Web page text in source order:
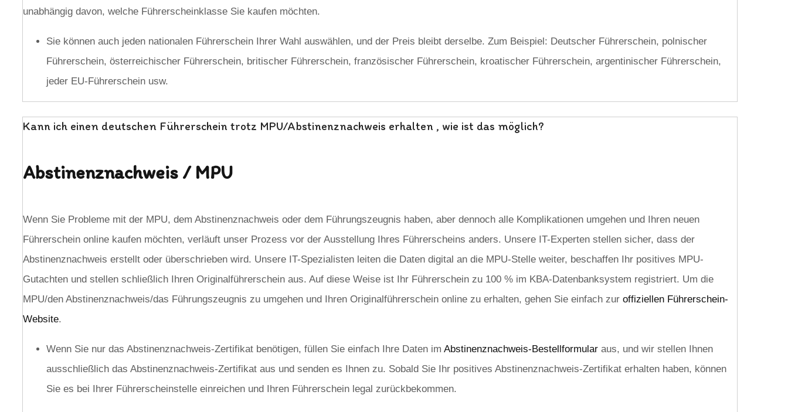
unabhängig davon, welche Führerscheinklasse Sie kaufen möchten.
Sie können auch jeden nationalen Führerschein Ihrer Wahl auswählen, und der Preis bleibt derselbe. Zum Beispiel: Deutscher Führerschein, polnischer
Führerschein, österreichischer Führerschein, britischer Führerschein, französischer Führerschein, kroatischer Führerschein, argentinischer Führerschein,
jeder EU-Führerschein usw.
Kann ich einen deutschen Führerschein trotz MPU/Abstinenznachweis erhalten , wie ist das möglich?
Abstinenznachweis / MPU
Wenn Sie Probleme mit der MPU, dem Abstinenznachweis oder dem Führungszeugnis haben, aber dennoch alle Komplikationen umgehen und Ihren neuen
Führerschein online kaufen möchten, verläuft unser Prozess vor der Ausstellung Ihres Führerscheins anders. Unsere IT-Experten stellen sicher, dass der
Abstinenznachweis erstellt oder überschrieben wird. Unsere IT-Spezialisten leiten die Daten digital an die MPU-Stelle weiter, beschaffen Ihr positives MPU-
Gutachten und stellen schließlich Ihren Originalführerschein aus. Auf diese Weise ist Ihr Führerschein zu 100 % im KBA-Datenbanksystem registriert. Um die
MPU/den Abstinenznachweis/das Führungszeugnis zu umgehen und Ihren Originalführerschein online zu erhalten, gehen Sie einfach zur offiziellen Führerschein-
Website.
Wenn Sie nur das Abstinenznachweis-Zertifikat benötigen, füllen Sie einfach Ihre Daten im Abstinenznachweis-Bestellformular aus, und wir stellen Ihnen
ausschließlich das Abstinenznachweis-Zertifikat aus und senden es Ihnen zu. Sobald Sie Ihr positives Abstinenznachweis-Zertifikat erhalten haben, können
Sie es bei Ihrer Führerscheinstelle einreichen und Ihren Führerschein legal zurückbekommen.